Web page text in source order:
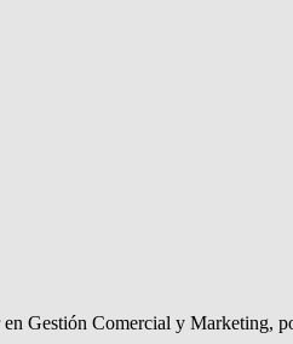
Gestión Comercial y Marketing,